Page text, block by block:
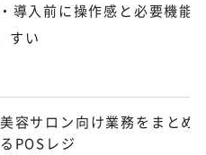
導入前に操作感と必要機能
すい
美容サロン向け業務をまとめ
るPOSレジ